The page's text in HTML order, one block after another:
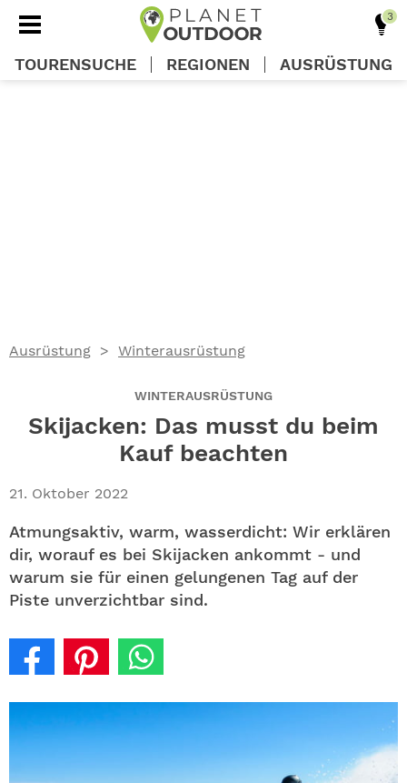
Ausrüstung Winterausrüstung
WINTERAUSRÜSTUNG
Skijacken: Das musst du beim
Kauf beachten
21. Oktober 2022
Atmungsaktiv, warm, wasserdicht: Wir erklären
dir, worauf es bei Skijacken ankommt - und
warum sie für einen gelungenen Tag auf der
Piste unverzichtbar sind.
TOURENSUCHE REGIONEN AUSRÜSTUNG
ALLE THEMEN
SHOP